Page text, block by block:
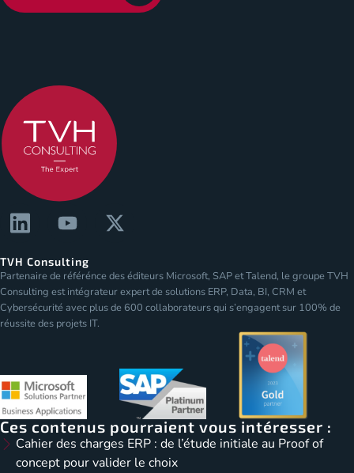
TVH Consulting
Partenaire de référénce des éditeurs Microsoft, SAP et Talend, le groupe TVH
Consulting est intégrateur expert de solutions ERP, Data, BI, CRM et
Cybersécurité avec plus de 600 collaborateurs qui s’engagent sur 100% de
réussite des projets IT.
Ces contenus pourraient vous intéresser :
Cahier des charges ERP : de l’étude initiale au Proof of
concept pour valider le choix